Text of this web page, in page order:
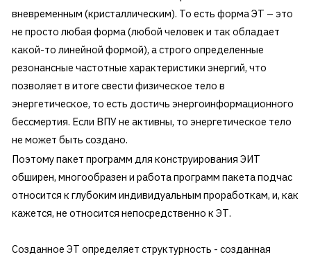
вневременным (кристаллическим). То есть форма ЭТ – это
не просто любая форма (любой человек и так обладает
какой-то линейной формой), а строго определенные
резонансные частотные характеристики энергий, что
позволяет в итоге свести физическое тело в
энергетическое, то есть достичь энергоинформационного
бессмертия. Если ВПУ не активны, то энергетическое тело
не может быть создано.
Поэтому пакет программ для конструирования ЭИТ
обширен, многообразен и работа программ пакета подчас
относится к глубоким индивидуальным проработкам, и, как
кажется, не относится непосредственно к ЭТ.
Созданное ЭТ определяет структурность - созданная